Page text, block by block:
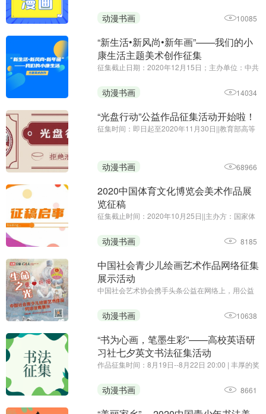
动漫书画 10085
“新生活•新风尚•新年画”——我们的小
康生活主题美术创作征集
征集截止日期：2020年12月15日；主办单位：中共
部公共服务司、中国美术家协会 | 为深入贯彻党的十
九大和十九届二中、三中、四中、五中全会精神，
动漫书画 14034
“光盘行动”公益作品征集活动开始啦！
征集时间：即日起至2020年11月30日||教育部高等
动漫书画 68966
2020中国体育文化博览会美术作品展
览征稿
征集截止时间：2020年10月25日||主办方：国家体
体育总局、中国奥委会主办的2020中国体育文化博
览会将于11月27日至29日，在广州•保利世贸博览
动漫书画 8185
中国社会青少儿绘画艺术作品网络征集
展示活动
中国社会艺术协会携手头条公益在网络上，用公益
达对曾经战斗在疫情第一线的爸爸妈妈、叔叔阿姨
们的祈福和思念，以颗颗童心向白衣天使致敬！
动漫书画 10638
“书为心画，笔墨生彩”——高校英语研
习社七夕英文书法征集活动
作品征集时间：8月19日--8月22日 20:00 | 丰厚的奖
动漫书画 8661